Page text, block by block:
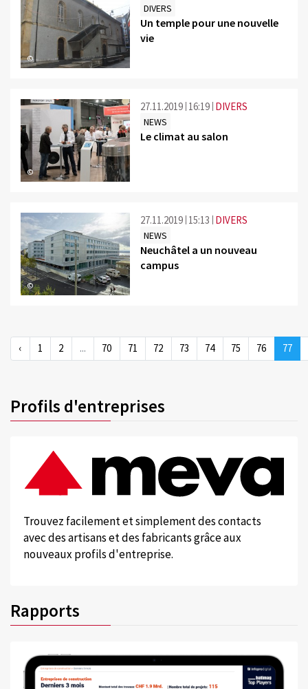
©
DIVERS
Un temple pour une nouvelle
vie
©
27.11.2019 16:19 DIVERS
NEWS
Le climat au salon
©
27.11.2019 15:13 DIVERS
NEWS
Neuchâtel a un nouveau
campus
‹ 1 2 ... 70 71 72 73 74 75 76 77
Profils d'entreprises
Trouvez facilement et simplement des contacts
avec des artisans et des fabricants grâce aux
nouveaux profils d'entreprise.
Rapports